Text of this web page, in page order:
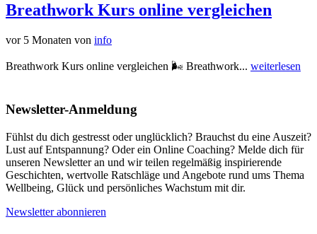
Breathwork Kurs online vergleichen
vor 5 Monaten von info
Breathwork Kurs online vergleichen 🌬️ Breathwork... weiterlesen
Newsletter-Anmeldung
Fühlst du dich gestresst oder unglücklich? Brauchst du eine Auszeit?
Lust auf Entspannung? Oder ein Online Coaching? Melde dich für
unseren Newsletter an und wir teilen regelmäßig inspirierende
Geschichten, wertvolle Ratschläge und Angebote rund ums Thema
Wellbeing, Glück und persönliches Wachstum mit dir.
Newsletter abonnieren